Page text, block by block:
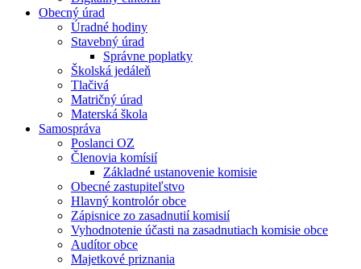
Obecný úrad
Úradné hodiny
Stavebný úrad
Správne poplatky
Školská jedáleň
Tlačivá
Matričný úrad
Materská škola
Samospráva
Poslanci OZ
Členovia komísií
Základné ustanovenie komisie
Obecné zastupiteľstvo
Hlavný kontrolór obce
Zápisnice zo zasadnutií komisií
Vyhodnotenie účasti na zasadnutiach komisie obce
Audítor obce
Majetkové priznania